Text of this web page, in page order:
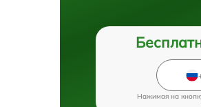
Нажимая на